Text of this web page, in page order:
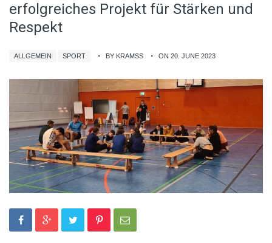
erfolgreiches Projekt für Stärken und
Respekt
ALLGEMEIN SPORT BY KRAMSS ON 20. JUNE 2023